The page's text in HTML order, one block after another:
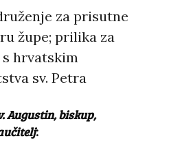
za prisutne
župe; prilika za
hrvatskim
sv. Petra
Augustin, biskup,
: